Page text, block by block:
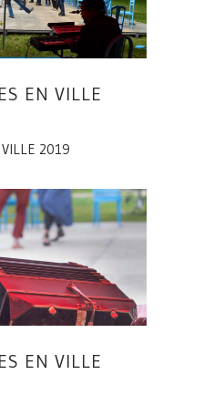
EN VILLE
VILLE 2019
EN VILLE